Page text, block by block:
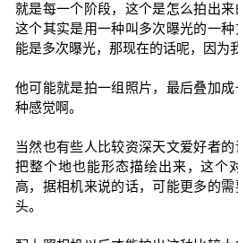
就是每一个阶段，这个是怎么拍出
这个其实是用一种叫多次曝光的一
能是多次曝光，那现在的话呢，因为
他可能就是拍一组照片，最后叠加
种感觉啊。
当然也有些人比较资深天文爱好者
把整个地也能形态描绘出来，这个
高，据相机来说的话，可能更多的
头。